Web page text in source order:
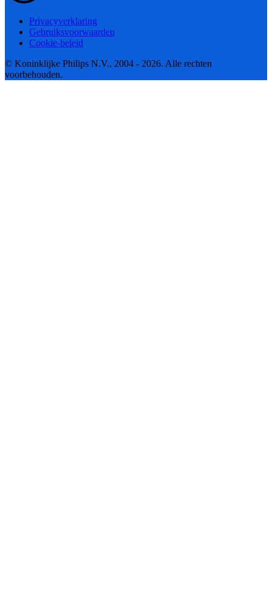
Privacyverklaring
Gebruiksvoorwaarden
Cookie-beleid
© Koninklijke Philips N.V., 2004 - 2026. Alle rechten
voorbehouden.